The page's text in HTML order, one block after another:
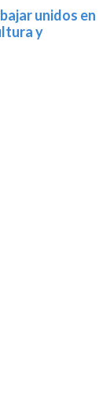
unidos en
y